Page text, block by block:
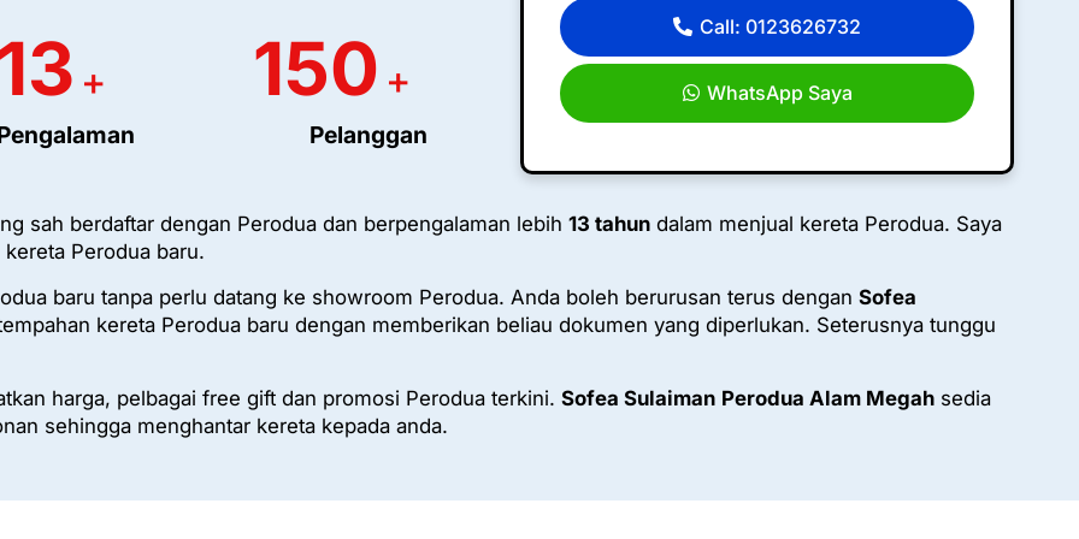
+
Pelanggan
150 +
Call: 0123626732
WhatsApp Saya
sah berdaftar dengan Perodua dan berpengalaman lebih 13 tahun dalam menjual kereta Perodua. Saya
Perodua baru.
baru tanpa perlu datang ke showroom Perodua. Anda boleh berurusan terus dengan Sofea
kereta Perodua baru dengan memberikan beliau dokumen yang diperlukan. Seterusnya tunggu
harga, pelbagai free gift dan promosi Perodua terkini. Sofea Sulaiman Perodua Alam Megah sedia
sehingga menghantar kereta kepada anda.